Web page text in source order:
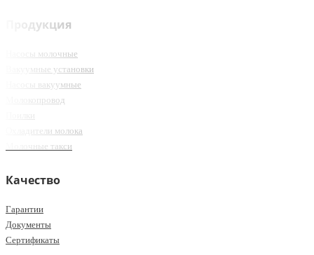
Продукция
Насосы молочные
Вакуумные установки
Насосы вакуумные
Молокопровод
Охладители молока
Молочные такси
Качество
Гарантии
Документы
Сертификаты